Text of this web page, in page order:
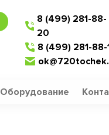
8 (499) 281-88-
20
8 (499) 281-88-
Оборудование